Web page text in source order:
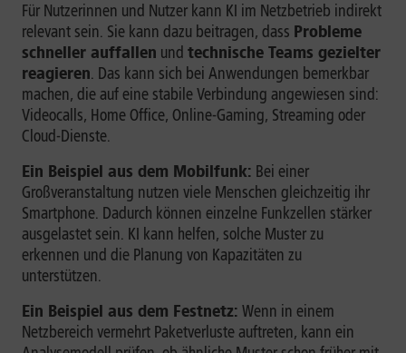
Für Nutzerinnen und Nutzer kann KI im Netzbetrieb indirekt
relevant sein. Sie kann dazu beitragen, dass Probleme
schneller auffallen und technische Teams gezielter
reagieren. Das kann sich bei Anwendungen bemerkbar
machen, die auf eine stabile Verbindung angewiesen sind:
Videocalls, Home Office, Online-Gaming, Streaming oder
Cloud-Dienste.
Ein Beispiel aus dem Mobilfunk: Bei einer
Großveranstaltung nutzen viele Menschen gleichzeitig ihr
Smartphone. Dadurch können einzelne Funkzellen stärker
ausgelastet sein. KI kann helfen, solche Muster zu
erkennen und die Planung von Kapazitäten zu
unterstützen.
Ein Beispiel aus dem Festnetz: Wenn in einem
Netzbereich vermehrt Paketverluste auftreten, kann ein